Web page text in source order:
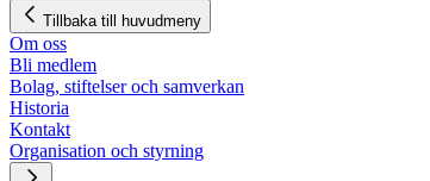
Tillbaka till huvudmeny
Om oss
Bli medlem
Bolag, stiftelser och samverkan
Historia
Kontakt
Organisation och styrning